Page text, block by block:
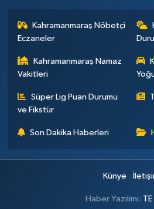
Kahramanmaraş Nöbetçi
Eczaneler
Kahramanmaraş Namaz
Vakitleri
Süper Lig Puan Durumu
ve Fikstür
Son Dakika Haberleri
Künye
Haber Yazılımı: